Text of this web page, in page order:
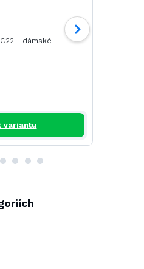
- dámské
variantu